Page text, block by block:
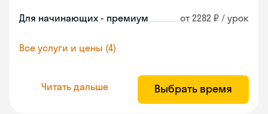
Для начинающих - премиум от 2282 ₽ / урок
Все услуги и цены (4)
Читать дальше Выбрать время